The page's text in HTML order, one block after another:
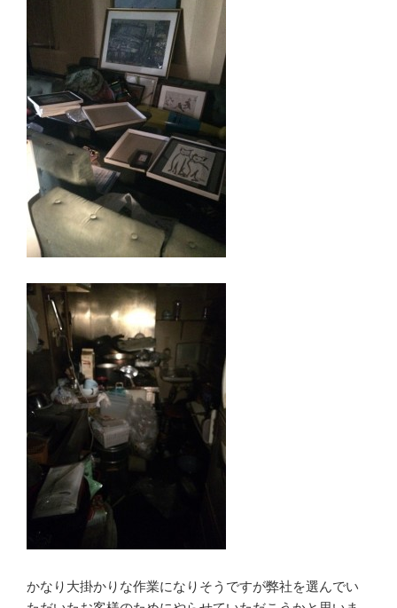
かなり大掛かりな作業になりそうですが弊社を選んでい